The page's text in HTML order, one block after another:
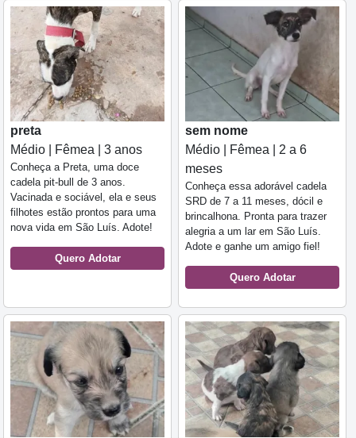
preta
Médio | Fêmea | 3 anos
Conheça a Preta, uma doce
cadela pit-bull de 3 anos.
Vacinada e sociável, ela e seus
filhotes estão prontos para uma
nova vida em São Luís. Adote!
Quero Adotar
sem nome
Médio | Fêmea | 2 a 6
meses
Conheça essa adorável cadela
SRD de 7 a 11 meses, dócil e
brincalhona. Pronta para trazer
alegria a um lar em São Luís.
Adote e ganhe um amigo fiel!
Quero Adotar